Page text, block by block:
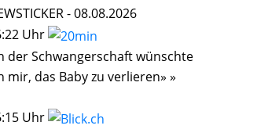
-08.08.2026
Uhr
der Schwangerschaft wünschte
mir, das Baby zu verlieren» »
Uhr